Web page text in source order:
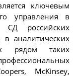
ключевым
управления в
СД российских
аналитических
рядом таких
McKinsey,